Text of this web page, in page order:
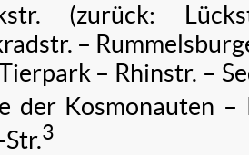
(zurück:
–
– Rhinstr. –
der Kosmonauten –
Str.3